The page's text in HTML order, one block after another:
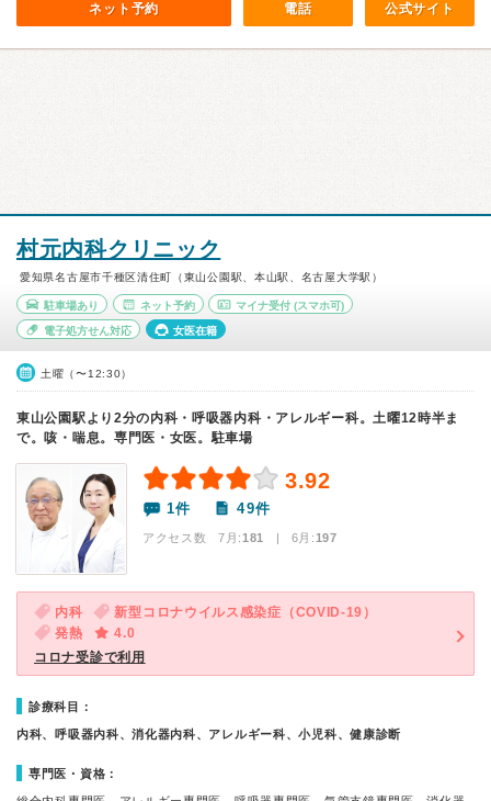
ネット予約 電話 公式サイト
村元内科クリニック
愛知県名古屋市千種区清住町（東山公園駅、本山駅、名古屋大学駅）
駐車場あり ネット予約 マイナ受付 (スマホ可)
電子処方せん対応 女医在籍
土曜（〜12:30）
東山公園駅より2分の内科・呼吸器内科・アレルギー科。土曜12時半ま
で。咳・喘息。専門医・女医。駐車場
3.92
1件 49件
アクセス数 7月:181 | 6月:197
内科
新型コロナウイルス感染症（COVID-19）
発熱
4.0
コロナ受診で利用
診療科目：
内科、呼吸器内科、消化器内科、アレルギー科、小児科、健康診断
専門医・資格：